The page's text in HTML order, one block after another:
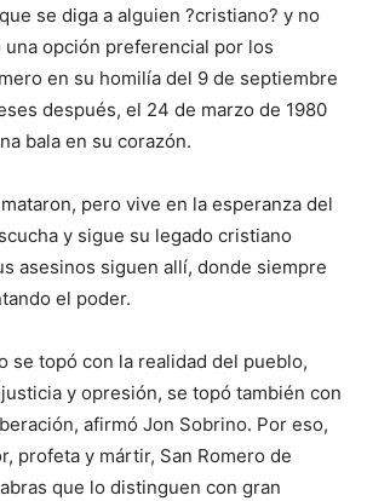
se diga a alguien ?cristiano? y no
opción preferencial por los
en su homilía del 9 de septiembre
después, el 24 de marzo de 1980
bala en su corazón.
pero vive en la esperanza del
y sigue su legado cristiano
asesinos siguen allí, donde siempre
el poder.
se topó con la realidad del pueblo,
y opresión, se topó también con
afirmó Jon Sobrino. Por eso,
profeta y mártir, San Romero de
que lo distinguen con gran